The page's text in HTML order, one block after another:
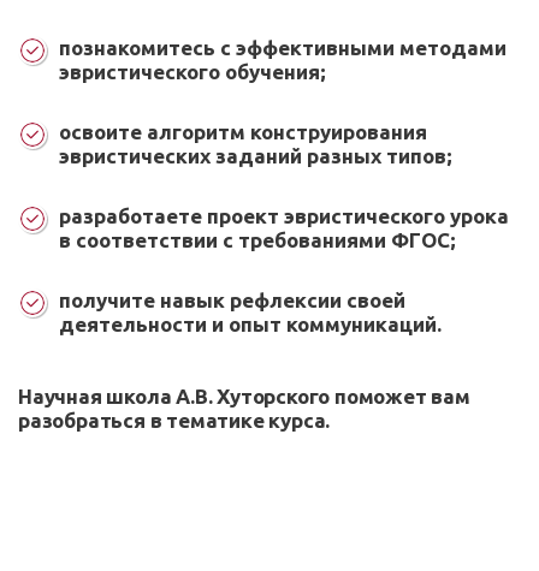
познакомитесь с эффективными методами
эвристического обучения;
освоите алгоритм конструирования
эвристических заданий разных типов;
разработаете проект эвристического урока
в соответствии с требованиями ФГОС;
получите навык рефлексии своей
деятельности и опыт коммуникаций.
Научная школа А.В. Хуторского поможет вам
разобраться в тематике курса.